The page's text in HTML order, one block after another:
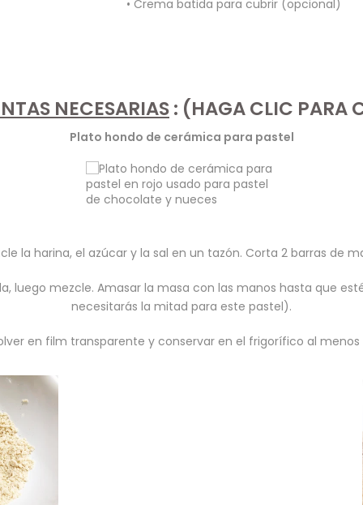
• Crema batida para cubrir (opcional)
NECESARIAS: (HAGA CLIC PARA
Plato hondo de cerámica para pastel
la harina, el azúcar y la sal en un tazón. Corta 2 barras de
luego mezcle. Amasar la masa con las manos hasta que
necesitarás la mitad para este pastel).
en film transparente y conservar en el frigorífico al menos